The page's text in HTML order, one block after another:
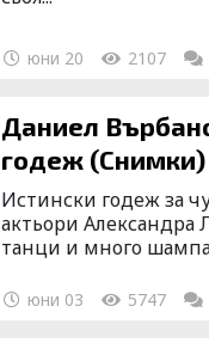
юни 20 2107
Даниел
годеж (Снимки)
Истински годеж за
актьори
танци и много
юни 03 5747